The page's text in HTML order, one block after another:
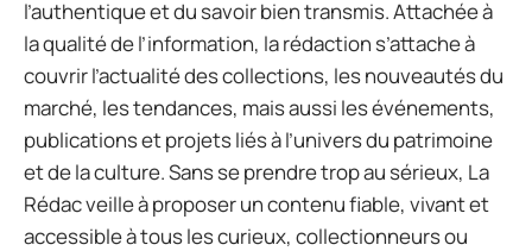
l’authentique et du savoir bien transmis. Attachée à
la qualité de l’information, la rédaction s’attache à
couvrir l’actualité des collections, les nouveautés du
marché, les tendances, mais aussi les événements,
publications et projets liés à l’univers du patrimoine
et de la culture. Sans se prendre trop au sérieux, La
Rédac veille à proposer un contenu fiable, vivant et
accessible à tous les curieux, collectionneurs ou